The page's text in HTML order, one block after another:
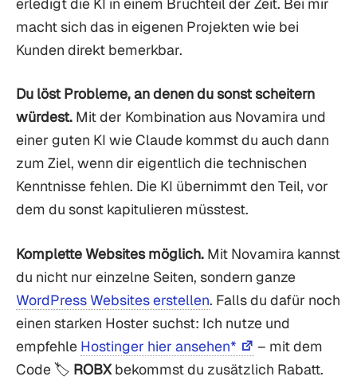
macht sich das in eigenen Projekten wie bei
Kunden direkt bemerkbar.
Du löst Probleme, an denen du sonst scheitern
würdest. Mit der Kombination aus Novamira und
einer guten KI wie Claude kommst du auch dann
zum Ziel, wenn dir eigentlich die technischen
Kenntnisse fehlen. Die KI übernimmt den Teil, vor
dem du sonst kapitulieren müsstest.
Komplette Websites möglich. Mit Novamira kannst
du nicht nur einzelne Seiten, sondern ganze
WordPress Websites erstellen. Falls du dafür noch
einen starken Hoster suchst: Ich nutze und
empfehle Hostinger hier ansehen*
– mit dem
Code 🏷️ ROBXbekommst du zusätzlich Rabatt.